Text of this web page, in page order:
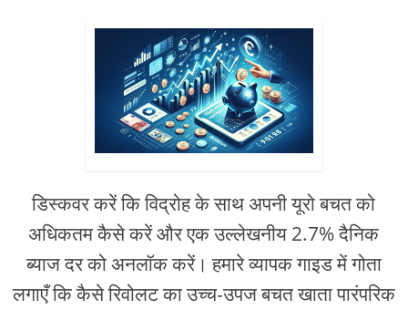
डिस्कवर करें कि विद्रोह के साथ अपनी यूरो बचत को
अधिकतम कैसे करें और एक उल्लेखनीय 2.7% दैनिक
ब्याज दर को अनलॉक करें। हमारे व्यापक गाइड में गोता
लगाएँ कि कैसे रिवोलट का उच्च-उपज बचत खाता पारंपरिक